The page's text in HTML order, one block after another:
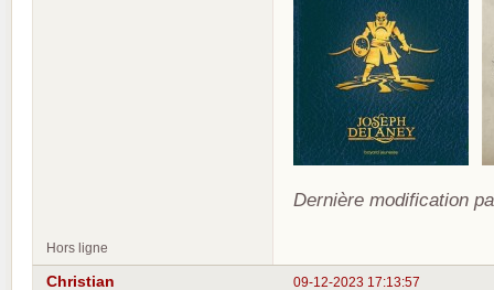
Dernière modification
Hors ligne
09-12-2023 17:13:57
Christian